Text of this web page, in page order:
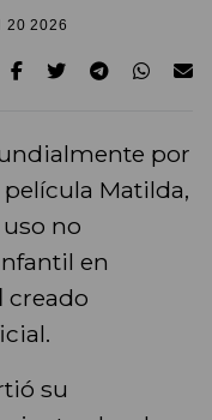
20 2026
por
Matilda,
no
en
creado
su